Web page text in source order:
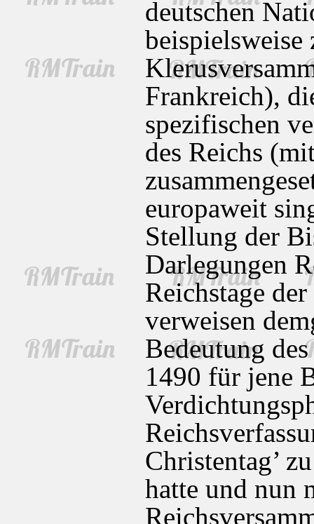
deutschen
beispielsweise
Frankreich),
spezifischen
des Reichs
europaweit
Stellung der
Darlegungen
Reichstage
verweisen
Bedeutung
1490 für jene
Christentag’
hatte und nun